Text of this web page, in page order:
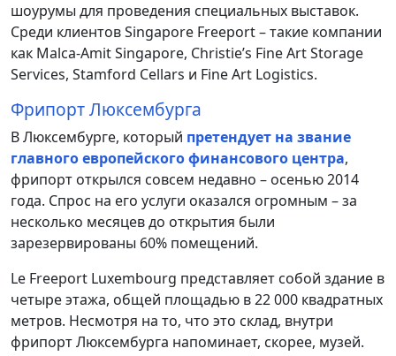
шоурумы для проведения специальных выставок.
Среди клиентов Singapore Freeport – такие компании
как Malca-Amit Singapore, Christie’s Fine Art Storage
Services, Stamford Cellars и Fine Art Logistics.
Фрипорт Люксембурга
В Люксембурге, который претендует на звание
главного европейского финансового центра,
фрипорт открылся совсем недавно – осенью 2014
года. Спрос на его услуги оказался огромным – за
несколько месяцев до открытия были
зарезервированы 60% помещений.
Le Freeport Luxembourg представляет собой здание в
четыре этажа, общей площадью в 22 000 квадратных
метров. Несмотря на то, что это склад, внутри
фрипорт Люксембурга напоминает, скорее, музей.